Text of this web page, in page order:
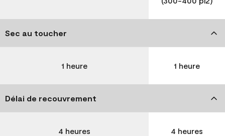
Sec au toucher
1 heure 1 heure
Délai de recouvrement
4 heures 4 heures